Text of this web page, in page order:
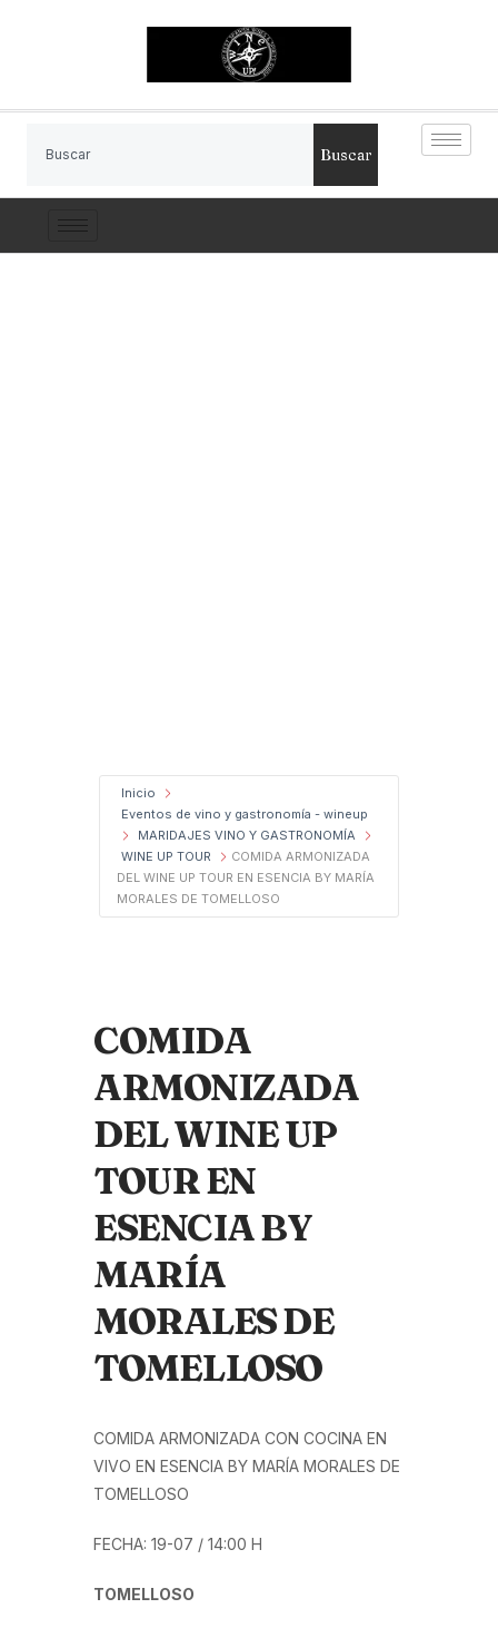
Buscar
Inicio
Eventos de vino y gastronomía - wineup
MARIDAJES VINO Y GASTRONOMÍA
WINE UP TOUR
COMIDA ARMONIZADA
DEL WINE UP TOUR EN ESENCIA BY MARÍA
MORALES DE TOMELLOSO
COMIDA
ARMONIZADA
DEL WINE UP
TOUR EN
ESENCIA BY
MARÍA
MORALES DE
TOMELLOSO
COMIDA ARMONIZADA CON COCINA EN
VIVO EN ESENCIA BY MARÍA MORALES DE
TOMELLOSO
FECHA: 19-07 / 14:00 H
TOMELLOSO